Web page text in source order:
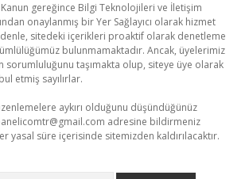
Kanun gereğince Bilgi Teknolojileri ve İletişim
onaylanmış bir Yer Sağlayıcı olarak hizmet
sitedeki içerikleri proaktif olarak denetleme
bulunmamaktadır. Ancak, üyelerimiz
sorumluluğunu taşımakta olup, siteye üye olarak
etmiş sayılırlar.
aykırı olduğunu düşündüğünüz
adresine bildirmeniz
yasal süre içerisinde sitemizden kaldırılacaktır.